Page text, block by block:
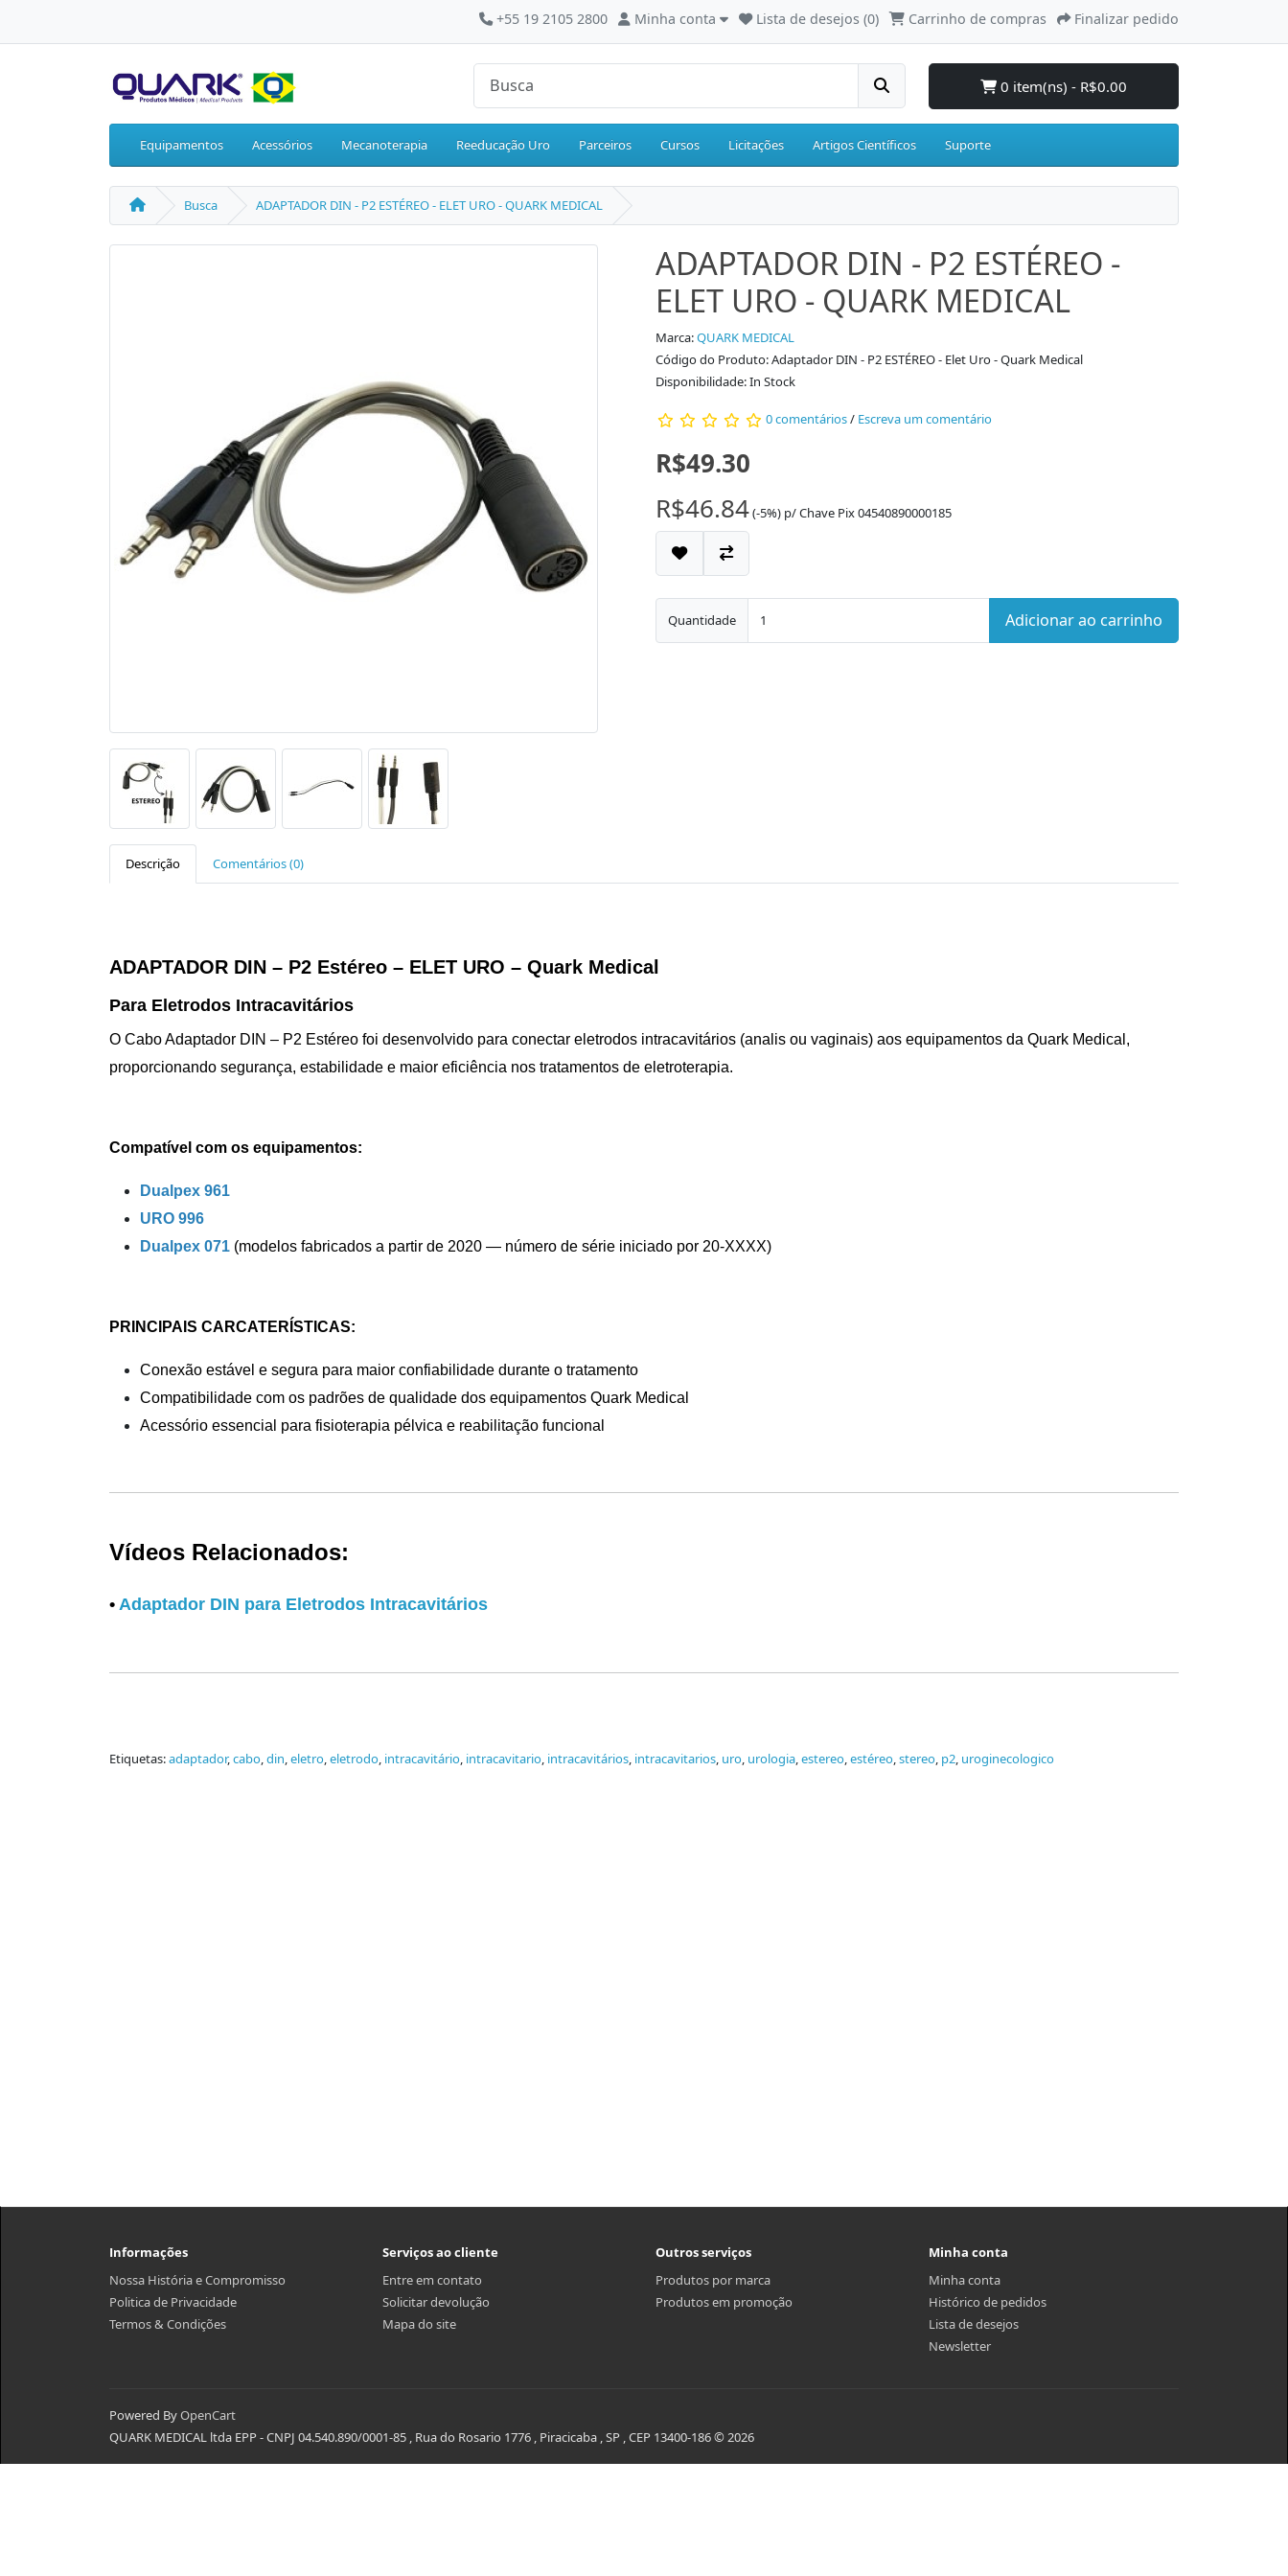
+55 19 2105 2800 Minha conta Lista de desejos (0) Carrinho de compras Finalizar pedido
0 item(ns) - R$0.00
Equipamentos Acessórios Mecanoterapia Reeducação Uro Parceiros Cursos Licitações Artigos Científicos Suporte
Busca ADAPTADOR DIN - P2 ESTÉREO - ELET URO - QUARK MEDICAL
ADAPTADOR DIN - P2 ESTÉREO -
ELET URO - QUARK MEDICAL
Marca:QUARK MEDICAL
Código do Produto: Adaptador DIN - P2 ESTÉREO - Elet Uro - Quark Medical
Disponibilidade: In Stock
0 comentários/ Escreva um comentário
R$49.30
R$46.84(-5%) p/Chave Pix 04540890000185
Quantidade Adicionar ao carrinho
Descrição Comentários (0)
ADAPTADOR DIN – P2 Estéreo – ELET URO – Quark Medical
Para Eletrodos Intracavitários
O Cabo Adaptador DIN – P2 Estéreo foi desenvolvido para conectar eletrodos intracavitários (analis ou vaginais) aos equipamentos da Quark Medical,
proporcionando segurança, estabilidade e maior eficiência nos tratamentos de eletroterapia.
Compatível com os equipamentos:
Dualpex 961
URO 996
Dualpex 071 (modelos fabricados a partir de 2020 — número de série iniciado por 20-XXXX)
PRINCIPAIS CARCATERÍSTICAS:
Conexão estável e segura para maior confiabilidade durante o tratamento
Compatibilidade com os padrões de qualidade dos equipamentos Quark Medical
Acessório essencial para fisioterapia pélvica e reabilitação funcional
Vídeos Relacionados:
• Adaptador DIN para Eletrodos Intracavitários
Etiquetas:adaptador,cabo,din,eletro,eletrodo, intracavitário, intracavitario, intracavitários, intracavitarios, uro, urologia,estereo,estéreo,stereo, p2, uroginecologico
Informações
Nossa História e Compromisso
Politica de Privacidade
Termos & Condições
Serviços ao cliente
Entre em contato
Solicitar devolução
Mapa do site
Outros serviços
Produtos por marca
Produtos em promoção
Minha conta
Minha conta
Histórico de pedidos
Lista de desejos
Newsletter
Powered ByOpenCart
QUARK MEDICAL ltda EPP - CNPJ 04.540.890/0001-85 , Rua do Rosario 1776 , Piracicaba , SP , CEP 13400-186 © 2026